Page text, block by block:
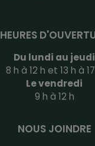
HEURES
Du lundi au jeudi
8 h à 12 h et 13 h à
Le vendredi
9 h à 12 h
NOUS JOINDRE